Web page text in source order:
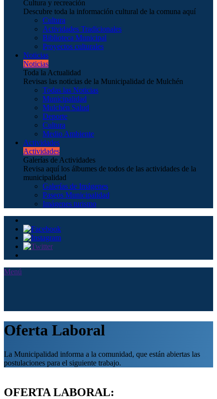
Cultura y recreación
Descubre toda la información cultural de la comuna aquí
Cultura
Actividades Tradicionales
Biblioteca Municipal
Proyectos culturales
Noticias
Noticias
Toda la Actualidad
Revisas las noticias de la Municipalidad de Mulchén
Todas las Noticias
Municipalidad
Mulchén Salud
Deporte
Cultura
Medio Ambiente
Actividades
Actividades
Galerías de Actividades
Revisa aquí los álbumes de todos de las actividades de la
municipalidad
Galerías de Imágenes
Paseos Municipalidad
Imágenes turismo
Menú
Oferta Laboral
La Municipalidad informa a la comunidad, que están abiertas las
postulaciones para el siguiente trabajo.
OFERTA LABORAL: